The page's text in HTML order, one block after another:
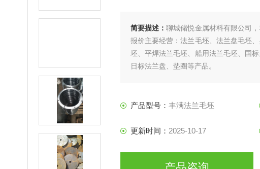
简要描述：聊城储悦金属材料有限公司
报价主要经营：法兰毛坯、法兰盘毛坯
坯、平焊法兰毛坯、船用法兰毛坯、国
日标法兰盘、垫圈等产品。
产品型号： 丰满法兰毛坯
更新时间： 2025-10-17